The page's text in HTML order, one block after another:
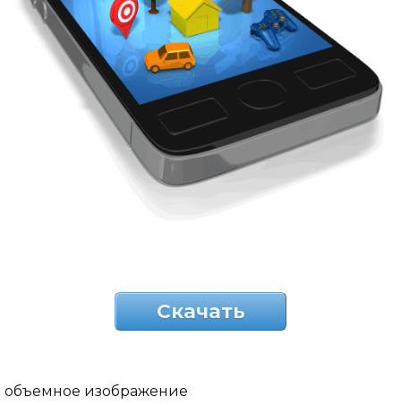
Скачать
объемное изображение